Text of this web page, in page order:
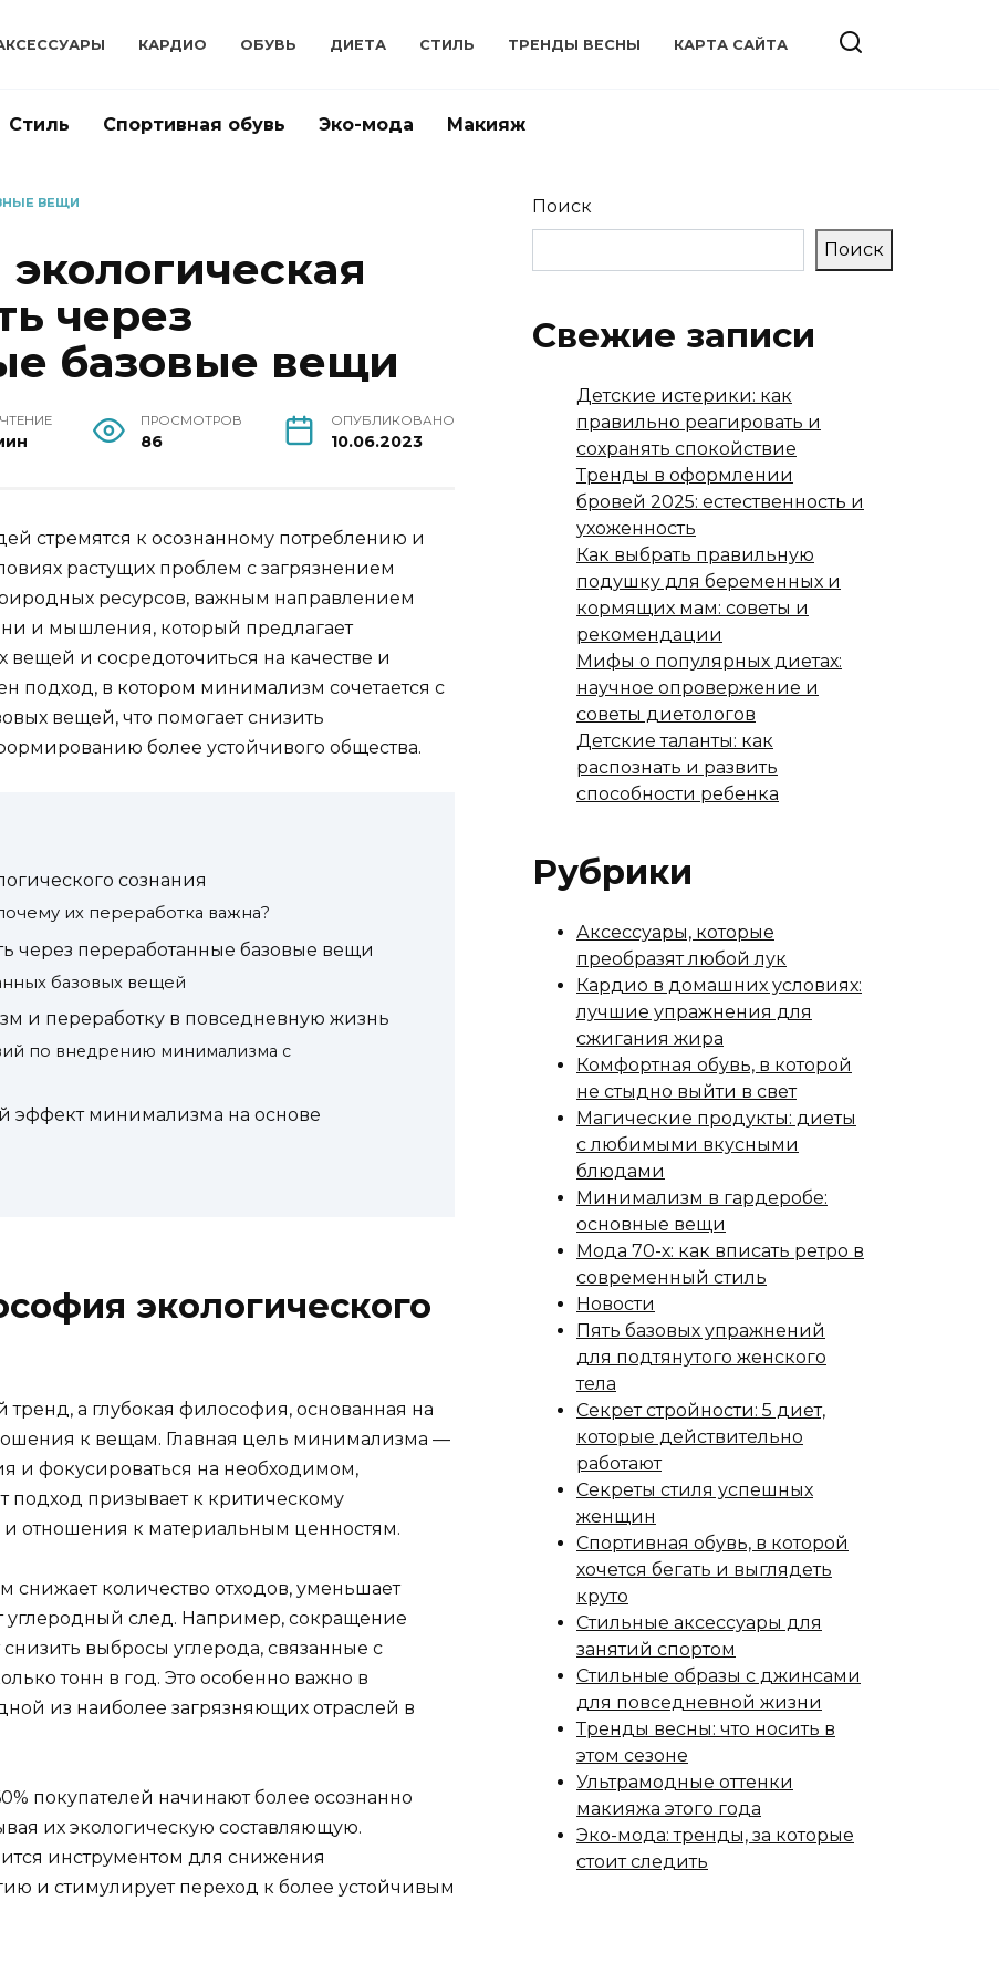
КАРДИО ОБУВЬ ДИЕТА СТИЛЬ ТРЕНДЫ ВЕСНЫ КАРТА САЙТА
Стиль Спортивная обувь Эко-мода Макияж
ВЕЩИ
через
базовые вещи
ПРОСМОТРОВ
86
ОПУБЛИКОВАНО
10.06.2023
стремятся к осознанному потреблению и
растущих проблем с загрязнением
ресурсов, важным направлением
и мышления, который предлагает
и сосредоточиться на качестве и
подход, в котором минимализм сочетается с
вещей, что помогает снизить
более устойчивого общества.
сознания
их переработка важна?
через переработанные базовые вещи
базовых вещей
и переработку в повседневную жизнь
по внедрению минимализма с
эффект минимализма на основе
экологического
а глубокая философия, основанная на
к вещам. Главная цель минимализма —
и фокусироваться на необходимом,
подход призывает к критическому
отношения к материальным ценностям.
количество отходов, уменьшает
углеродный след. Например, сокращение
выбросы углерода, связанные с
тонн в год. Это особенно важно в
из наиболее загрязняющих отраслей в
покупателей начинают более осознанно
их экологическую составляющую.
инструментом для снижения
и стимулирует переход к более устойчивым
Поиск
Поиск
Свежие записи
Детские истерики: как
правильно реагировать и
сохранять спокойствие
Тренды в оформлении
бровей 2025: естественность и
ухоженность
Как выбрать правильную
подушку для беременных и
кормящих мам: советы и
рекомендации
Мифы о популярных диетах:
научное опровержение и
советы диетологов
Детские таланты: как
распознать и развить
способности ребенка
Рубрики
Аксессуары, которые
преобразят любой лук
Кардио в домашних условиях:
лучшие упражнения для
сжигания жира
Комфортная обувь, в которой
не стыдно выйти в свет
Магические продукты: диеты
с любимыми вкусными
блюдами
Минимализм в гардеробе:
основные вещи
Мода 70-х: как вписать ретро в
современный стиль
Новости
Пять базовых упражнений
для подтянутого женского
тела
Секрет стройности: 5 диет,
которые действительно
работают
Секреты стиля успешных
женщин
Спортивная обувь, в которой
хочется бегать и выглядеть
круто
Стильные аксессуары для
занятий спортом
Стильные образы с джинсами
для повседневной жизни
Тренды весны: что носить в
этом сезоне
Ультрамодные оттенки
макияжа этого года
Эко-мода: тренды, за которые
стоит следить